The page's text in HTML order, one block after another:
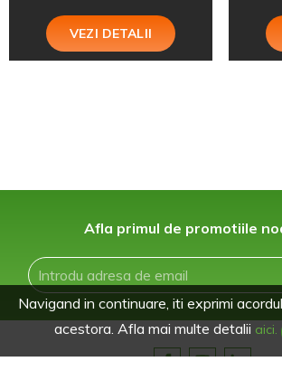
VEZI DETALII
Afla primul de promotiile
Navigand in continuare, iti exprimi
acestora. Afla mai multe detalii aici.